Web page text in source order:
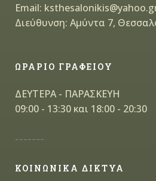
Email:
Διεύθυνση: Αμύντα 7,
ΩΡΑΡΙΟ ΓΡΑΦΕΙΟΥ
ΔΕΥΤΕΡΑ - ΠΑΡΑΣΚΕΥΗ
09:00 - 13:30 και 18:00 - 20:30
-------
ΚΟΙΝΩΝΙΚΑ ΔΙΚΤΥΑ